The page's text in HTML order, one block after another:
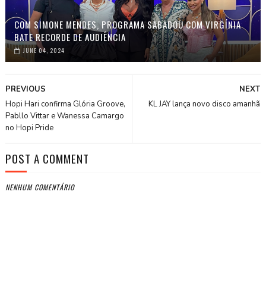
COM SIMONE MENDES, PROGRAMA SABADOU COM VIRGÍNIA
BATE RECORDE DE AUDIÊNCIA
JUNE 04, 2024
NEXT
KL JAY lança novo disco amanhã
PREVIOUS
Hopi Hari confirma Glória Groove,
Pabllo Vittar e Wanessa Camargo
no Hopi Pride
POST A COMMENT
NENHUM COMENTÁRIO